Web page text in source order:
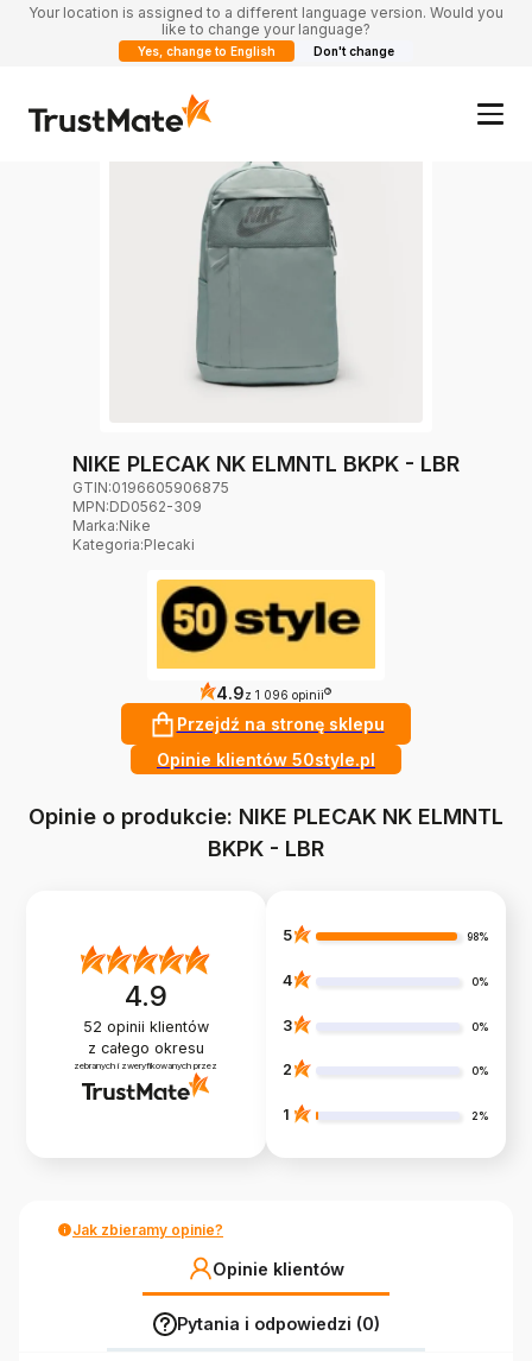
Your location is assigned to a different language version. Would you
like to change your language?
Yes, change to English Don't change
NIKE PLECAK NK ELMNTL BKPK - LBR
GTIN:0196605906875
MPN:DD0562-309
Marka:Nike
Kategoria:Plecaki
4.9z 1 096 opinii ?
Przejdź na stronę sklepu
Opinie klientów 50style.pl
Opinie o produkcie: NIKE PLECAK NK ELMNTL
BKPK - LBR
4.9
52 opinii klientów
z całego okresu
zebranych i zweryfikowanych przez
5 98%
4 0%
3 0%
2 0%
1 2%
Jak zbieramy opinie?
Opinie klientów
Pytania i odpowiedzi (0)